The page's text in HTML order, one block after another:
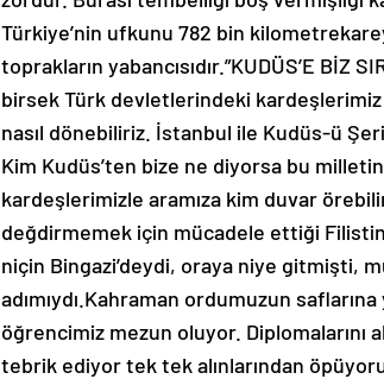
Türkiye’nin ufkunu 782 bin
toprakların yabancısıdır.”KUDÜS’E BİZ
birsek Türk devletlerindeki kardeşlerimiz
nasıl dönebiliriz. İstanbul ile Kudüs-ü
Kim Kudüs’ten bize ne diyorsa bu
kardeşlerimizle aramıza kim duvar
değdirmemek için mücadele ettiği
niçin Bingazi’deydi, oraya niye gitmişti,
adımıydı.Kahraman ordumuzun
öğrencimiz mezun oluyor. Diplomalarını
tebrik ediyor tek tek alınlarından